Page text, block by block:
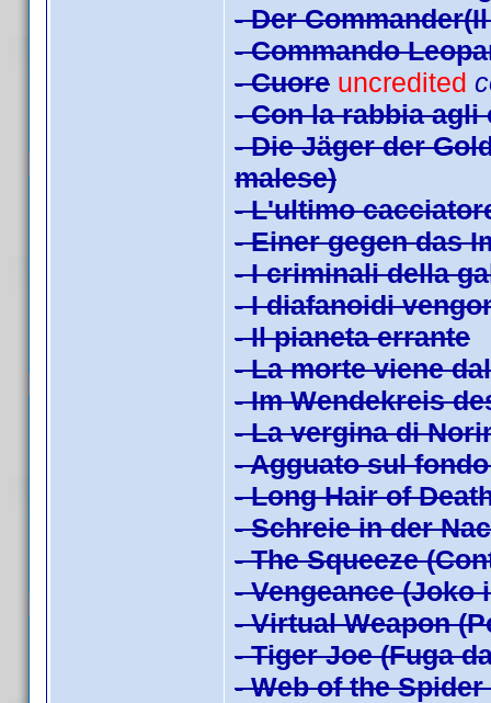
- Der
- Commando
- Cuore uncredited
- Con la rabbia agli
- Die Jäger der
malese)
- L'ultimo
- Einer gegen das
- I criminali della
- I diafanoidi
- Il pianeta errante
- La morte viene
- Im Wendekreis
- La vergina di
- Agguato sul
- Long Hair of
- Schreie in der
- The Squeeze
- Vengeance (Joko
- Virtual Weapon
- Tiger Joe (Fuga
- Web of the